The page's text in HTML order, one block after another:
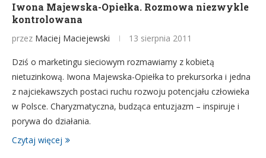
Iwona Majewska-Opiełka. Rozmowa niezwykle
kontrolowana
przez Maciej Maciejewski 13 sierpnia 2011
Dziś o marketingu sieciowym rozmawiamy z kobietą
nietuzinkową. Iwona Majewska-Opiełka to prekursorka i jedna
z najciekawszych postaci ruchu rozwoju potencjału człowieka
w Polsce. Charyzmatyczna, budząca entuzjazm – inspiruje i
porywa do działania.
Czytaj więcej